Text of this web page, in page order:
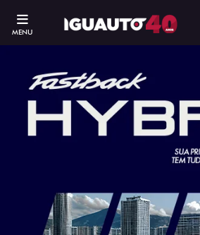
MENU
ESTOU INTERESSADO